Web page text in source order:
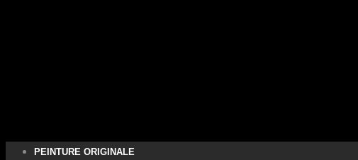
PEINTURE ORIGINALE